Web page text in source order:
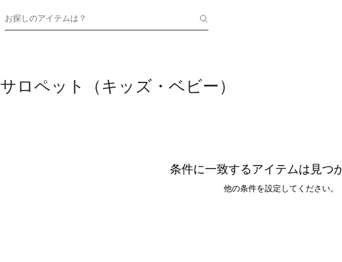
お探しのアイテムは？
サロペット（キッズ・ベビー）
条件に一致するアイテムは見つ
他の条件を設定してください。